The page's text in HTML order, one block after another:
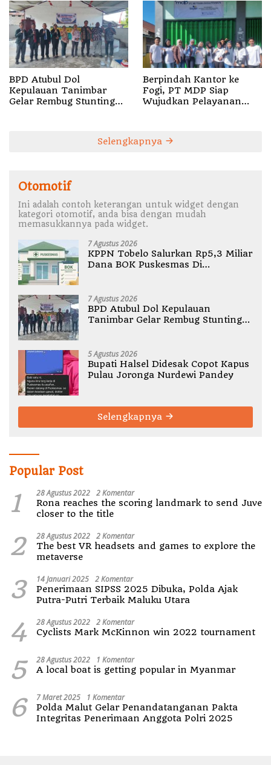
BPD Atubul Dol
Kepulauan Tanimbar
Gelar Rembug Stunting
Berpindah Kantor ke
Fogi, PT MDP Siap
Wujudkan Pelayanan
Selengkapnya
Otomotif
Ini adalah contoh keterangan untuk widget dengan
kategori otomotif, anda bisa dengan mudah
memasukkannya pada widget.
7 Agustus 2026
KPPN Tobelo Salurkan Rp5,3 Miliar
Dana BOK Puskesmas Di
7 Agustus 2026
BPD Atubul Dol Kepulauan
Tanimbar Gelar Rembug Stunting
5 Agustus 2026
Bupati Halsel Didesak Copot Kapus
Pulau Joronga Nurdewi Pandey
Selengkapnya
Popular Post
1 28 Agustus 2022 2 Komentar
Rona reaches the scoring landmark to send Juve
closer to the title
2 28 Agustus 2022 2 Komentar
The best VR headsets and games to explore the
metaverse
3 14 Januari 2025 2 Komentar
Penerimaan SIPSS 2025 Dibuka, Polda Ajak
Putra-Putri Terbaik Maluku Utara
4 28 Agustus 2022 2 Komentar
Cyclists Mark McKinnon win 2022 tournament
5 28 Agustus 2022 1 Komentar
A local boat is getting popular in Myanmar
6 7 Maret 2025 1 Komentar
Polda Malut Gelar Penandatanganan Pakta
Integritas Penerimaan Anggota Polri 2025